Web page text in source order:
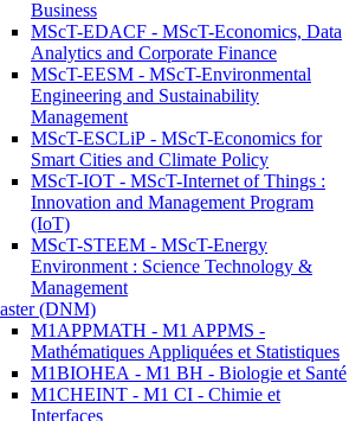
Business
MScT-EDACF - MScT-Economics, Data
Analytics and Corporate Finance
MScT-EESM - MScT-Environmental
Engineering and Sustainability
Management
MScT-ESCLiP - MScT-Economics for
Smart Cities and Climate Policy
MScT-IOT - MScT-Internet of Things :
Innovation and Management Program
(IoT)
MScT-STEEM - MScT-Energy
Environment : Science Technology &
Management
(DNM)
M1APPMATH - M1 APPMS -
Mathématiques Appliquées et Statistiques
M1BIOHEA - M1 BH - Biologie et Santé
M1CHEINT - M1 CI - Chimie et
Interfaces